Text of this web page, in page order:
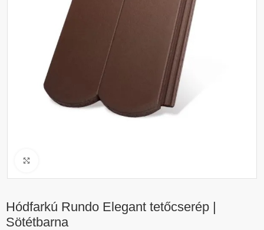
Hódfarkú Rundo Elegant tetőcserép |
Sötétbarna